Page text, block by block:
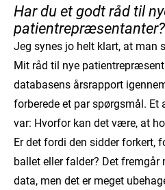
Har du et godt råd til
patientrepræsentanter?
Jeg synes jo helt klart, at man
Mit råd til nye
databasens årsrapport
forberede et par spørgsmål.
var: Hvorfor kan det være, at
Er det fordi den sidder forkert,
ballet eller falder? Det
data, men det er meget